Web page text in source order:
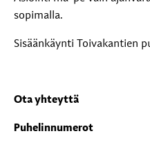
sopimalla.
Sisäänkäynti Toivakantien
Ota yhteyttä
Puhelinnumerot